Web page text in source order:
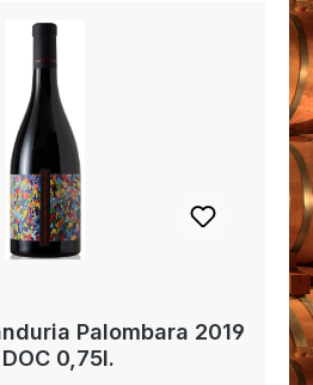
Palombara 2019
Tenute Rubino DOC 0,75l.